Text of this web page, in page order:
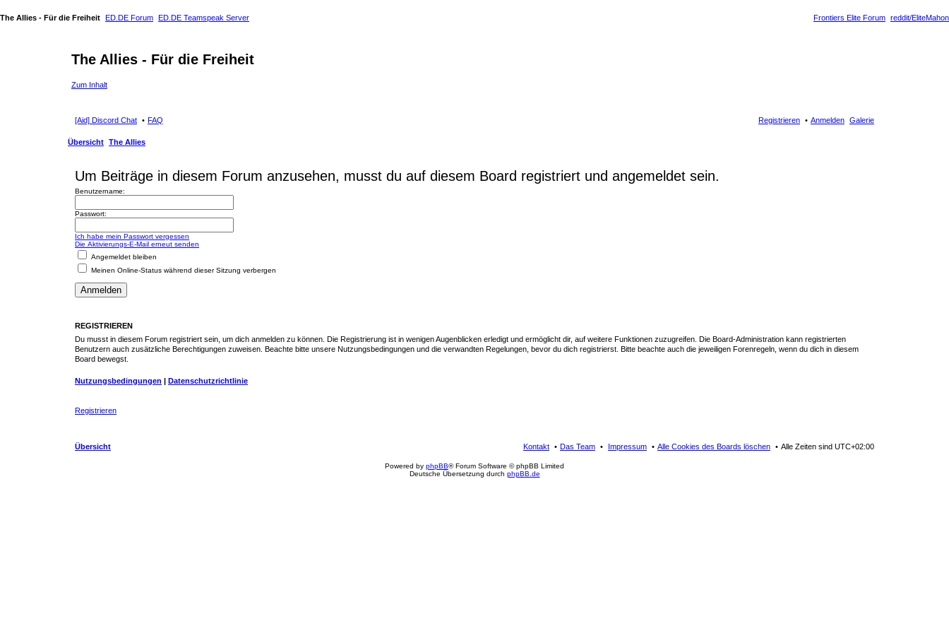
The Allies - Für die Freiheit ED.DE Forum ED.DE Teamspeak Server reddit/EliteMahon
Frontiers Elite Forum
The Allies - Für die Freiheit
Zum Inhalt
[Aid] Discord Chat Galerie
FAQ Anmelden
Registrieren
Übersicht The Allies
Um Beiträge in diesem Forum anzusehen, musst du auf diesem Board registriert und angemeldet sein.
Benutzername:
Passwort:
Ich habe mein Passwort vergessen
Die Aktivierungs-E-Mail erneut senden
Angemeldet bleiben
Meinen Online-Status während dieser Sitzung verbergen
REGISTRIEREN
Du musst in diesem Forum registriert sein, um dich anmelden zu können. Die Registrierung ist in wenigen Augenblicken erledigt und ermöglicht dir, auf weitere Funktionen zuzugreifen. Die Board-Administration kann registrierten
Benutzern auch zusätzliche Berechtigungen zuweisen. Beachte bitte unsere Nutzungsbedingungen und die verwandten Regelungen, bevor du dich registrierst. Bitte beachte auch die jeweiligen Forenregeln, wenn du dich in diesem
Board bewegst.
Nutzungsbedingungen | Datenschutzrichtlinie
Registrieren
Übersicht Alle Zeiten sind UTC+02:00
Alle Cookies des Boards löschen
Impressum
Das Team
Kontakt
Powered by phpBB® Forum Software © phpBB Limited
Deutsche Übersetzung durch phpBB.de